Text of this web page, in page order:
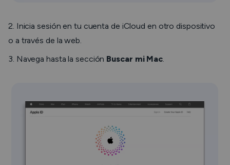
2. Inicia sesión en tu cuenta de iCloud en otro dispositivo
o a través de la web.
3. Navega hasta la sección Buscar mi Mac.